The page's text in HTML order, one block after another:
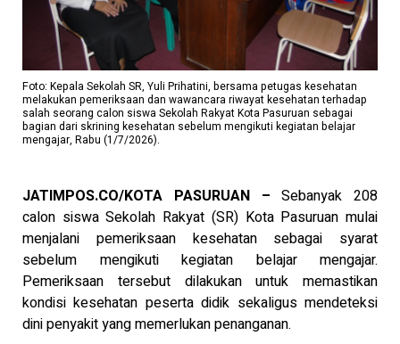
Foto: Kepala Sekolah SR, Yuli Prihatini, bersama petugas kesehatan
melakukan pemeriksaan dan wawancara riwayat kesehatan terhadap
salah seorang calon siswa Sekolah Rakyat Kota Pasuruan sebagai
bagian dari skrining kesehatan sebelum mengikuti kegiatan belajar
mengajar, Rabu (1/7/2026).
JATIMPOS.CO/KOTA PASURUAN – Sebanyak 208
calon siswa Sekolah Rakyat (SR) Kota Pasuruan mulai
menjalani pemeriksaan kesehatan sebagai syarat
sebelum mengikuti kegiatan belajar mengajar.
Pemeriksaan tersebut dilakukan untuk memastikan
kondisi kesehatan peserta didik sekaligus mendeteksi
dini penyakit yang memerlukan penanganan.